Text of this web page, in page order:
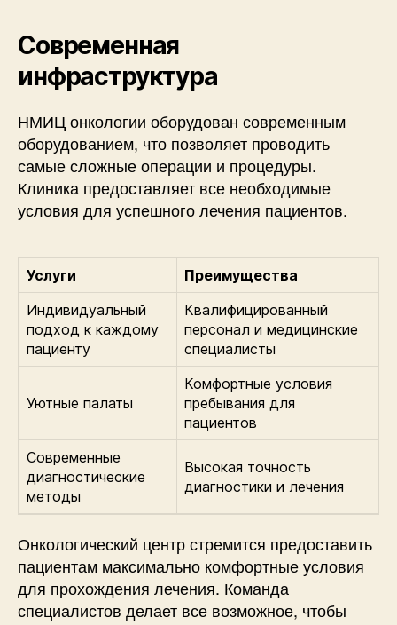
Современная
инфраструктура
НМИЦ онкологии оборудован современным
оборудованием, что позволяет проводить
самые сложные операции и процедуры.
Клиника предоставляет все необходимые
условия для успешного лечения пациентов.
Услуги
Преимущества
Индивидуальный
подход к каждому
пациенту
Квалифицированный
персонал и медицинские
специалисты
Уютные палаты
Комфортные условия
пребывания для
пациентов
Современные
диагностические
методы
Высокая точность
диагностики и лечения
Онкологический центр стремится предоставить
пациентам максимально комфортные условия
для прохождения лечения. Команда
специалистов делает все возможное, чтобы